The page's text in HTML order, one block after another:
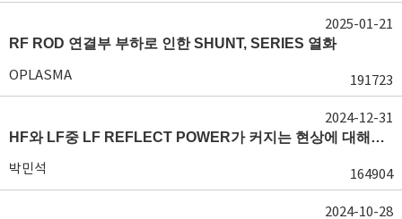
RF ROD 연결부 부하로 인한 SHUNT, SERIES 열화
OPLASMA 191723
2025-01-21
HF와 LF중 LF REFLECT POWER가 커지는 현상에 대해서 도움이 필요합니다.
박민석 164904
2024-12-31
2024-10-28